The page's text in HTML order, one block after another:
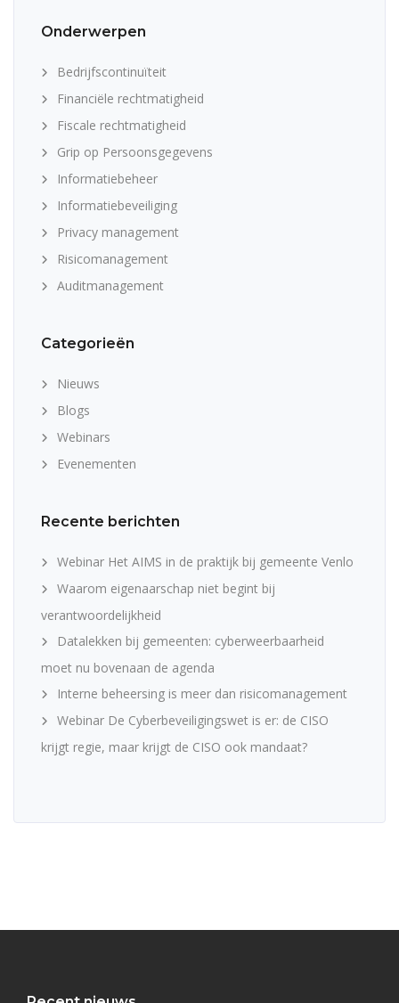
Onderwerpen
Bedrijfscontinuïteit
Financiële rechtmatigheid
Fiscale rechtmatigheid
Grip op Persoonsgegevens
Informatiebeheer
Informatiebeveiliging
Privacy management
Risicomanagement
Auditmanagement
Categorieën
Nieuws
Blogs
Webinars
Evenementen
Recente berichten
Webinar Het AIMS in de praktijk bij gemeente Venlo
Waarom eigenaarschap niet begint bij
verantwoordelijkheid
Datalekken bij gemeenten: cyberweerbaarheid
moet nu bovenaan de agenda
Interne beheersing is meer dan risicomanagement
Webinar De Cyberbeveiligingswet is er: de CISO
krijgt regie, maar krijgt de CISO ook mandaat?